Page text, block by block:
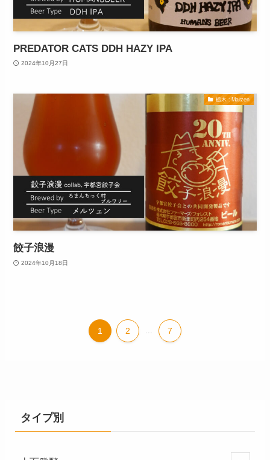
PREDATOR CATS DDH HAZY IPA
2024年10月27日
栃木 : Marzen
餃子浪漫
2024年10月18日
1 2 ... 7
タイプ別